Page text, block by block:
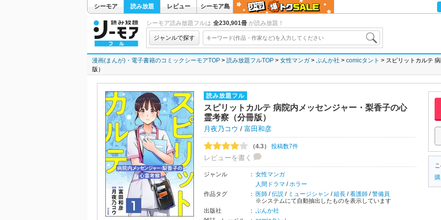
シーモア 読み放題 レビュー シーモア島
シーモア読み放題フルは 全230,901冊 が読み放題！
ジャンルで探す
漫画(まんが)・電子書籍のコミックシーモアTOP 読み放題フルTOP 女性マンガ ぶんか社 comicタント
スピリットカルテ
版）
読み放題フル
スピリットカルテ 病院内メッセンジャー・梨香子の心
霊考察（分冊版）
月夜乃コウ / 富田和彦
（4.3） 投稿数7件
レビューを書く
ジャンル ： 女性マンガ
人間ドラマ / ホラー
作品タグ
： 医師 /伝説 / ミュージシャン /組長 /看護師 /警備員
※システムにて自動抽出したものを表示しています
出版社
： ぶんか社